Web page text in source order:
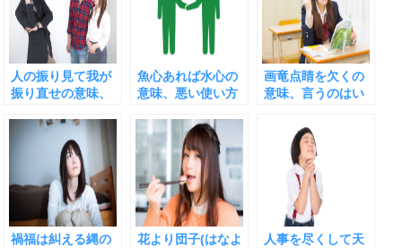
人の振り見て我が
振り直せの意味、
われるのか
魚心あれば水心の
意味、悪い使い方
画竜点睛を欠くの
意味、言うのはい
禍福は糾える縄の
花より団子(はなよ
人事を尽くして天